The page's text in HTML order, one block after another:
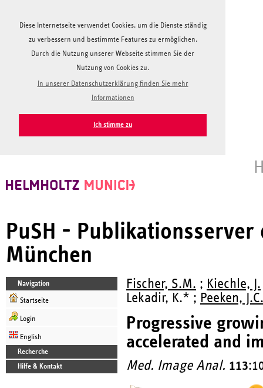
Diese Internetseite verwendet Cookies, um die Dienste ständig
zu verbessern und bestimmte Features zu ermöglichen.
Durch die Nutzung unserer Webseite stimmen Sie der
Nutzung von Cookies zu.
In unserer Datenschutzerklärung finden Sie mehr
Informationen
Ich stimme zu
PuSH -
München
Navigation
Startseite
Login
English
Recherche
Hilfe & Kontakt
Fischer, S.M. ; Kiechle, J.
Lekadir, K.* ; Peeken, J.C.
Progressive
accelerated and
Med. Image Anal. 113